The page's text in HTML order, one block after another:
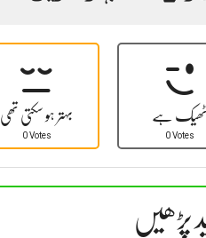
بہتر ہو سکتی تھی
0 Votes
ہے
0 Votes
پڑھیں